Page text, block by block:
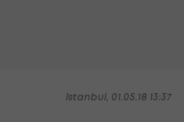
Istanbul, 01.05.18 13:37